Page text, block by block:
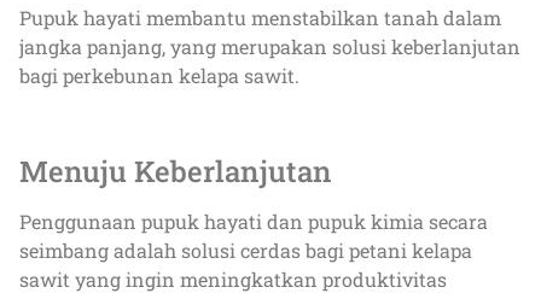
Pupuk hayati membantu menstabilkan tanah dalam
jangka panjang, yang merupakan solusi keberlanjutan
bagi perkebunan kelapa sawit.
Menuju Keberlanjutan
Penggunaan pupuk hayati dan pupuk kimia secara
seimbang adalah solusi cerdas bagi petani kelapa
sawit yang ingin meningkatkan produktivitas